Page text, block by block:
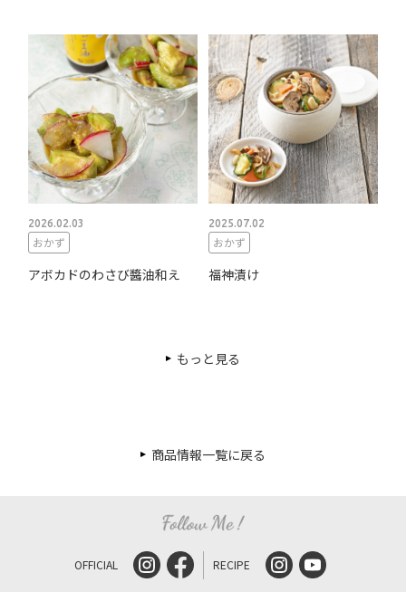
2026.02.03
おかず
アボカドのわさび醬油和え
2025.07.02
おかず
福神漬け
もっと見る
商品情報一覧に戻る
OFFICIAL RECIPE